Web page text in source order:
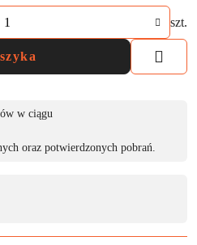
szt.
w ciągu
oraz potwierdzonych pobrań.